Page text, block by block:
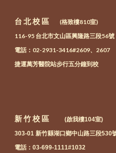
台 北 校 區
(格致樓810室)
116-95 台北市文山區興隆路三段56號
電話：02-2931-3416#2609、2607
捷運萬芳醫院站步行五分鐘到校
新 竹 校 區 (啟我樓104室)
303-01 新竹縣湖口鄉中山路三段530
電話：03-699-1111#1032